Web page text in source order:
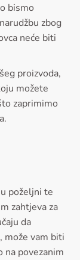
bismo
zbog
neće biti
proizvoda,
možete
zaprimimo
poželjni te
zahtjeva za
da
može vam biti
na povezanim